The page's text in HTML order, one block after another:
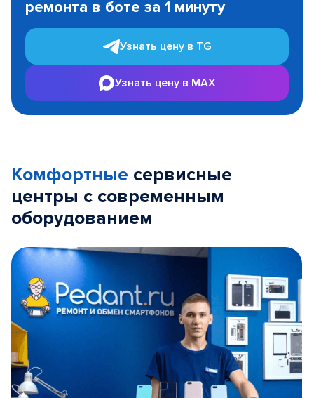
ремонта в боте за 1 минуту
Узнать цену в TG
Узнать цену в MAX
Комфортные сервисные
центры с современным
оборудованием